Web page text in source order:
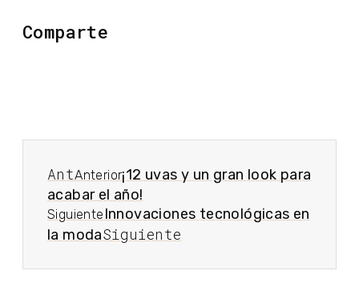
Comparte
AntAnterior¡12 uvas y un gran look para
acabar el año!
Siguiente Innovaciones tecnológicas en
la modaSiguiente